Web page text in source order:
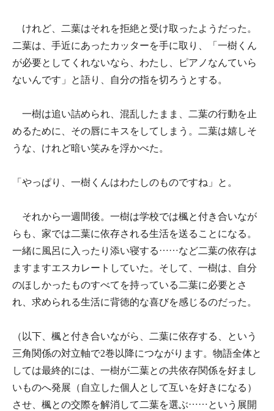
けれど、二葉はそれを拒絶と受け取ったようだった。
二葉は、手近にあったカッターを手に取り、「一樹くん
が必要としてくれないなら、わたし、ピアノなんていら
ないんです」と語り、自分の指を切ろうとする。
一樹は追い詰められ、混乱したまま、二葉の行動を止
めるために、その唇にキスをしてしまう。二葉は嬉しそ
うな、けれど暗い笑みを浮かべた。
「やっぱり、一樹くんはわたしのものですね」と。
それから一週間後。一樹は学校では楓と付き合いなが
らも、家では二葉に依存される生活を送ることになる。
一緒に風呂に入ったり添い寝する……など二葉の依存は
ますますエスカレートしていた。そして、一樹は、自分
のほしかったものすべてを持っている二葉に必要とさ
れ、求められる生活に背徳的な喜びを感じるのだった。
（以下、楓と付き合いながら、二葉に依存する、という
三角関係の対立軸で2巻以降につながります。物語全体と
しては最終的には、一樹が二葉との共依存関係を好まし
いものへ発展（自立した個人として互いを好きになる）
させ、楓との交際を解消して二葉を選ぶ……という展開